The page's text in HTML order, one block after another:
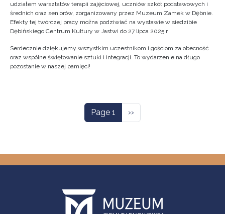
udziałem warsztatów terapii zajęciowej, uczniów szkół podstawowych i
średnich oraz seniorów, zorganizowany przez Muzeum Zamek w Dębnie.
Efekty tej twórczej pracy można podziwiać na wystawie w siedzibie
Dębińskiego Centrum Kultury w Jastwi do 27 lipca 2025 r.
Serdecznie dziękujemy wszystkim uczestnikom i gościom za obecność
oraz wspólne świętowanie sztuki i integracji. To wydarzenie na długo
pozostanie w naszej pamięci!
Page 1 Next page
››